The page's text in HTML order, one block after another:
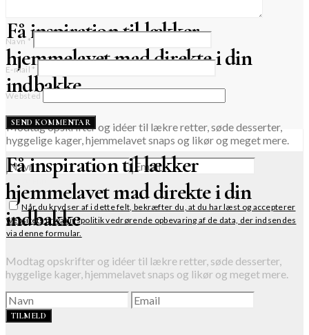
Få inspiration til lækker
hjemmelavet mad direkte i din
indbakke
Modtag opskrifter og idéer til lækre retter, søde desserter,
hyggelige kager, hjemmelavet snaps og likør og meget mere.
Når du krydser af i dette felt, bekræfter du, at du har læst og accepterer
websitets privatlivspolitik vedrørende opbevaring af de data, der indsendes
via denne formular.
Navn *
E-mail *
Websted
Få inspiration til lækker
hjemmelavet mad direkte i din
indbakke
Modtag opskrifter og idéer til lækre retter, søde desserter,
hyggelige kager, hjemmelavet snaps og likør og meget mere.
TILMELD